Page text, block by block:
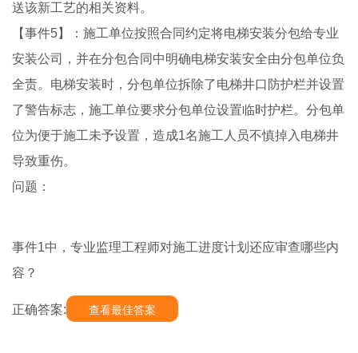
送该新工艺的相关资料。
【事件5】：施工单位按照合同约定将电梯安装分包给专业
安装公司，并在分包合同中明确电梯安装安全由分包单位负
全责。电梯安装时，分包单位拆除了电梯井口防护栏并设置
了警告标志，施工单位要求分包单位设置临时护栏。分包单
位为便于施工未予设置，造成1名施工人员不慎掉入电梯井
导致重伤。
问题：
事件1中，专业监理工程师对施工进度计划还应审查哪些内
容？
正确答案: 查看最佳答案